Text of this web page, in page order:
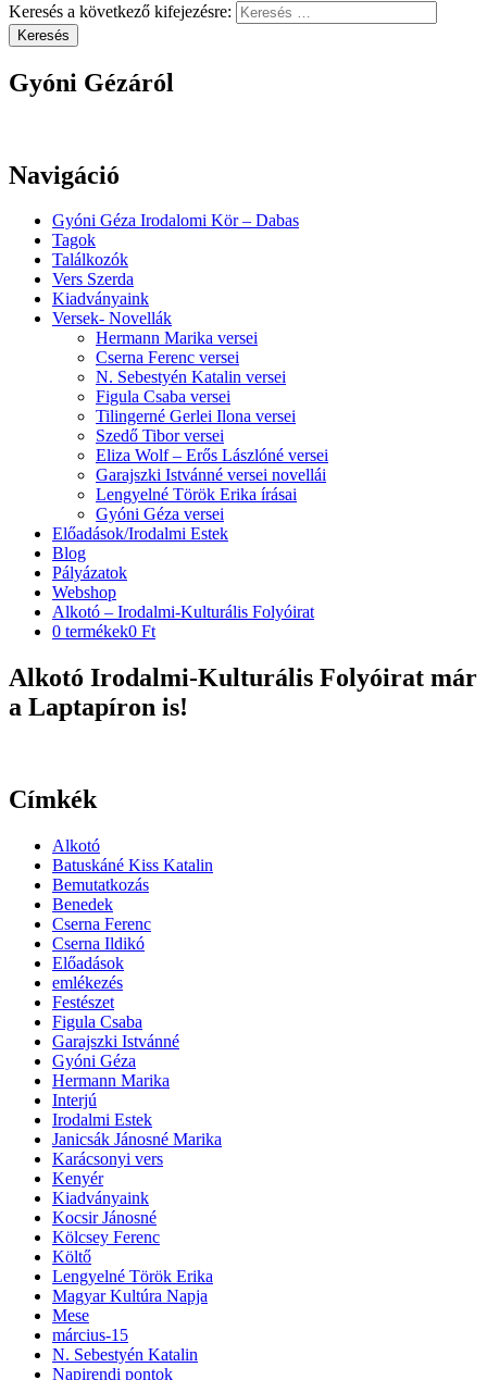
Keresés a következő kifejezésre:
Keresés
Gyóni Gézáról
Navigáció
Gyóni Géza Irodalomi Kör – Dabas
Tagok
Találkozók
Vers Szerda
Kiadványaink
Versek- Novellák
Hermann Marika versei
Cserna Ferenc versei
N. Sebestyén Katalin versei
Figula Csaba versei
Tilingerné Gerlei Ilona versei
Szedő Tibor versei
Eliza Wolf – Erős Lászlóné versei
Garajszki Istvánné versei novellái
Lengyelné Török Erika írásai
Gyóni Géza versei
Előadások/Irodalmi Estek
Blog
Pályázatok
Webshop
Alkotó – Irodalmi-Kulturális Folyóirat
0 termékek0 Ft
Alkotó Irodalmi-Kulturális Folyóirat már
a Laptapíron is!
Címkék
Alkotó
Batuskáné Kiss Katalin
Bemutatkozás
Benedek
Cserna Ferenc
Cserna Ildikó
Előadások
emlékezés
Festészet
Figula Csaba
Garajszki Istvánné
Gyóni Géza
Hermann Marika
Interjú
Irodalmi Estek
Janicsák Jánosné Marika
Karácsonyi vers
Kenyér
Kiadványaink
Kocsir Jánosné
Kölcsey Ferenc
Költő
Lengyelné Török Erika
Magyar Kultúra Napja
Mese
március-15
N. Sebestyén Katalin
Napirendi pontok